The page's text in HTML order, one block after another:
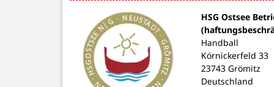
HSG Ostsee
Handball
Körnickerfeld 33
23743 Grömitz
Deutschland